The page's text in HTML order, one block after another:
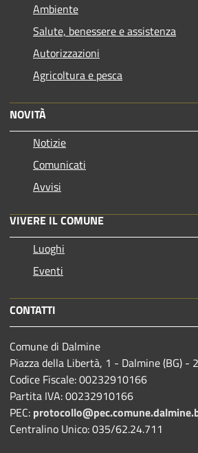
Ambiente
Salute, benessere e assistenza
Autorizzazioni
Agricoltura e pesca
NOVITÀ
Notizie
Comunicati
Avvisi
VIVERE IL COMUNE
Luoghi
Eventi
CONTATTI
Comune di Dalmine
Piazza della Libertà, 1 - Dalmine (BG) -
Codice Fiscale: 00232910166
Partita IVA: 00232910166
PEC:
Centralino Unico: 035/62.24.711